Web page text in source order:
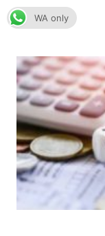
Skip
to
WA only